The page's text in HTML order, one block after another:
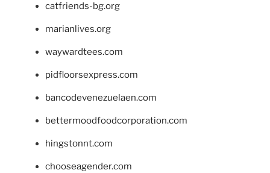
catfriends-bg.org
marianlives.org
waywardtees.com
pidfloorsexpress.com
bancodevenezuelaen.com
bettermoodfoodcorporation.com
hingstonnt.com
chooseagender.com